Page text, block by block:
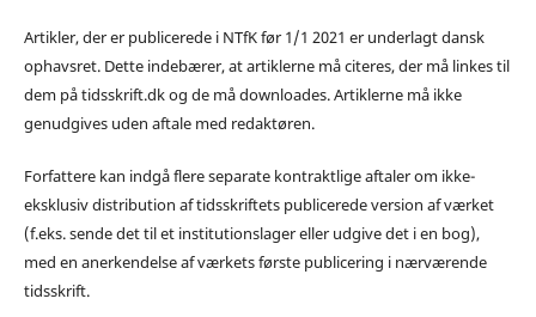
Artikler, der er publicerede i NTfK før 1/1 2021 er underlagt dansk
ophavsret. Dette indebærer, at artiklerne må citeres, der må linkes til
dem på tidsskrift.dk og de må downloades. Artiklerne må ikke
genudgives uden aftale med redaktøren.
Forfattere kan indgå flere separate kontraktlige aftaler om ikke-
eksklusiv distribution af tidsskriftets publicerede version af værket
(f.eks. sende det til et institutionslager eller udgive det i en bog),
med en anerkendelse af værkets første publicering i nærværende
tidsskrift.